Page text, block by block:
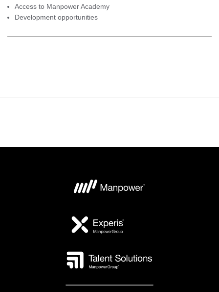
Access to Manpower Academy
Development opportunities